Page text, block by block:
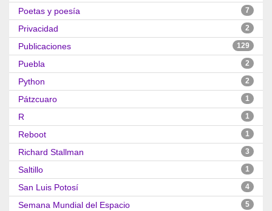
Poetas y poesía 7
Privacidad 2
Publicaciones 129
Puebla 2
Python 2
Pátzcuaro 1
R 1
Reboot 1
Richard Stallman 3
Saltillo 1
San Luis Potosí 4
Semana Mundial del Espacio 5